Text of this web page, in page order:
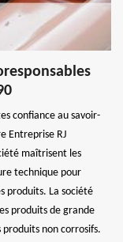
confiance au savoir-
Entreprise RJ
maîtrisent les
technique pour
produits. La société
produits de grande
non corrosifs.